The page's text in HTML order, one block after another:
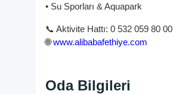
• Su Sporları & Aquapark
📞 Aktivite Hattı: 0 532 059 80 00
🌐www.alibabafethiye.com
Oda Bilgileri